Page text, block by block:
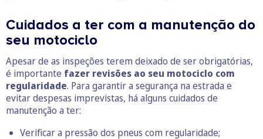
Cuidados a ter com a manutenção do
seu motociclo
Apesar de as inspeções terem deixado de ser obrigatórias,
é importante fazer revisões ao seu motociclo com
regularidade. Para garantir a segurança na estrada e
evitar despesas imprevistas, há alguns cuidados de
manutenção a ter:
Verificar a pressão dos pneus com regularidade;